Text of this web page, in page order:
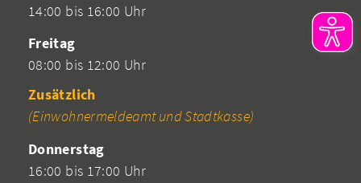
14:00 bis 16:00 Uhr
Freitag
08:00 bis 12:00 Uhr
Zusätzlich
(Einwohnermeldeamt und Stadtkasse)
Donnerstag
16:00 bis 17:00 Uhr